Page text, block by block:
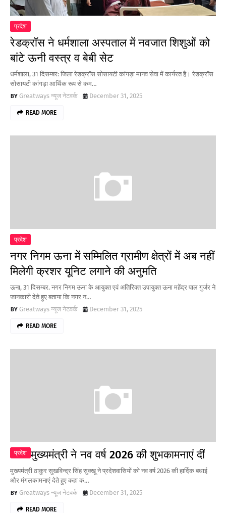
प्रदेश
रेडक्रॉस ने धर्मशाला अस्पताल में नवजात शिशुओं को
बांटे ऊनी वस्त्र व बेबी सेट
धर्मशाला, 31 दिसम्बर: जिला रेडक्राॅस सोसायटी कांगड़ा मानव सेवा में कार्यरत है। रेडक्राॅस
सोसायटी कांगड़ा आर्थिक रूप से कम…
Greatways न्यूज नेटवर्क
December 31, 2025
READ MORE
प्रदेश
नगर निगम ऊना में सम्मिलित ग्रामीण क्षेत्रों में अब नहीं
मिलेगी क्रशर यूनिट लगाने की अनुमति
ऊना, 31 दिसम्बर. नगर निगम ऊना के आयुक्त एवं अतिरिक्त उपायुक्त ऊना महेंद्र पाल गुर्जर ने
जानकारी देते हुए बताया कि नगर न…
Greatways न्यूज नेटवर्क
December 31, 2025
READ MORE
प्रदेश मुख्यमंत्री ने नव वर्ष 2026 की शुभकामनाएं दीं
मुख्यमंत्री ठाकुर सुखविन्द्र सिंह सुक्खू ने प्रदेशवासियों को नव वर्ष 2026 की हार्दिक बधाई
और मंगलकामनाएं देते हुए कहा क…
Greatways न्यूज नेटवर्क
December 31, 2025
READ MORE